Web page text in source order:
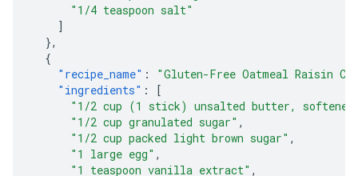
"1/4 teaspoon salt"
]
},
{
"recipe_name" :
"Gluten-Free Oatmeal Raisin
"ingredients" :
[
"1/2 cup (1 stick) unsalted butter,
"1/2 cup granulated sugar" ,
"1/2 cup packed light brown sugar" ,
"1 large egg" ,
"1 teaspoon vanilla extract" ,